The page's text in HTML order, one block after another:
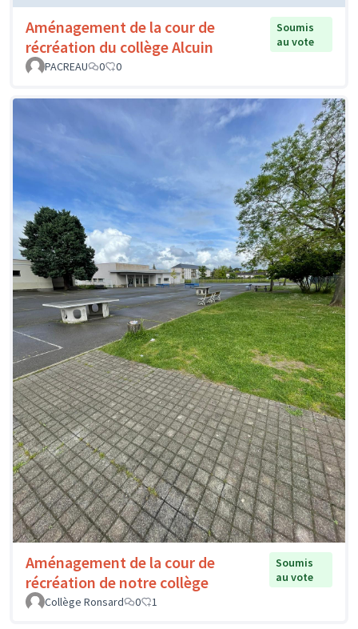
Aménagement de la cour de
récréation du collège Alcuin
Soumis
au vote
PACREAU
0 0
Aménagement de la cour de
récréation de notre collège
Soumis
au vote
Collège Ronsard
0 1